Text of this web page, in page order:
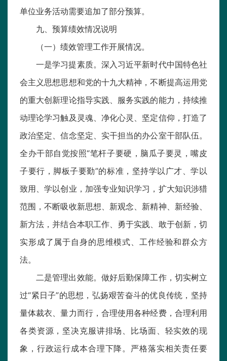
单位业务活动需要追加了部分预算。
九、预算绩效情况说明
（一）绩效管理工作开展情况。
一是学习提素质。深入习近平新时代中国特色社
会主义思想思想和党的十九大精神，不断提高运用党
的重大创新理论指导实践、服务实践的能力，持续推
动理论学习触及灵魂、净化心灵、坚定信仰，打造了
政治坚定、信念坚定、实干担当的办公室干部队伍。
全办干部自觉按照“笔杆子要硬，脑瓜子要灵，嘴皮
子要行，脚板子要勤”的标准，坚持学以广才、学以
致用、学以创业，加强专业知识学习，扩大知识涉猎
范围，不断吸收新思想、新观念、新精神、新经验、
新方法，并结合本职工作、勇于实践、敢于创新，切
实形成了属于自身的思维模式、工作经验和群众方
法。
二是管理出效能。做好后勤保障工作，切实树立
过“紧日子”的思想，弘扬艰苦奋斗的优良传统，坚持
量体裁衣、量力而行，合理使用各种经费，合理利用
各类资源，坚决克服讲排场、比场面、轻实效的现
象，行政运行成本合理下降。严格落实相关责任要